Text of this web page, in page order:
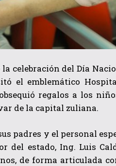
celebración del Día
el emblemático
regalos a los
de la capital zuliana.
padres y el personal
del estado, Ing. Luis
de forma articulada